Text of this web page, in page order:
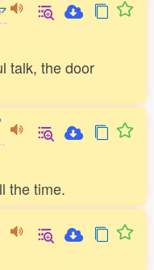
talk, the door
the time.